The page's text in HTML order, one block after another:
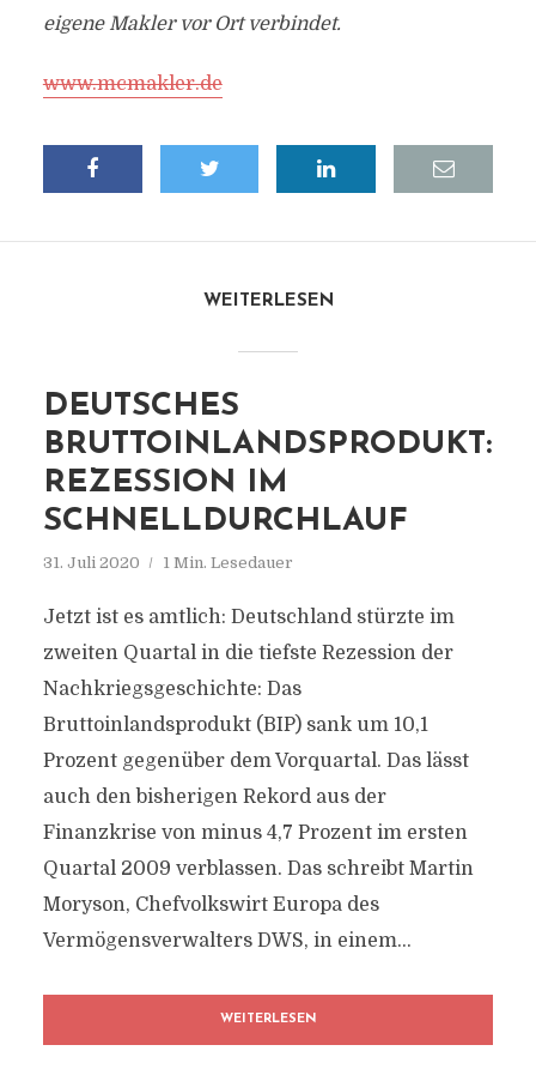
eigene Makler vor Ort verbindet.
www.mcmakler.de
WEITERLESEN
DEUTSCHES
BRUTTOINLANDSPRODUKT:
REZESSION IM
SCHNELLDURCHLAUF
31. Juli 2020 1 Min. Lesedauer
Jetzt ist es amtlich: Deutschland stürzte im
zweiten Quartal in die tiefste Rezession der
Nachkriegsgeschichte: Das
Bruttoinlandsprodukt (BIP) sank um 10,1
Prozent gegenüber dem Vorquartal. Das lässt
auch den bisherigen Rekord aus der
Finanzkrise von minus 4,7 Prozent im ersten
Quartal 2009 verblassen. Das schreibt Martin
Moryson, Chefvolkswirt Europa des
Vermögensverwalters DWS, in einem...
WEITERLESEN